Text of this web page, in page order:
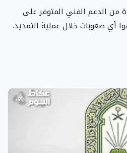
من الدعم الفني المتوفر على
صعوبات خلال عملية التمديد.